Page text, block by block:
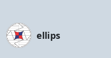
ellips